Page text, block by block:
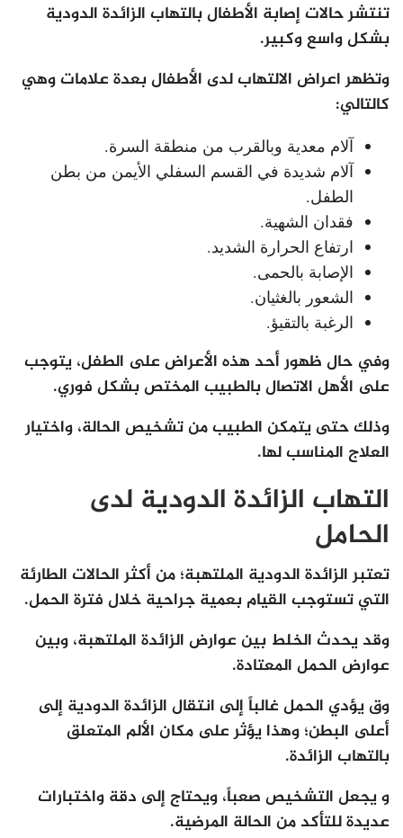
تنتشر حالات إصابة الأطفال بالتهاب الزائدة الدودية
بشكل واسع وكبير.
وتظهر اعراض الالتهاب لدى الأطفال بعدة علامات وهي
كالتالي:
آلام معدية وبالقرب من منطقة السرة.
آلام شديدة في القسم السفلي الأيمن من بطن
الطفل.
فقدان الشهية.
ارتفاع الحرارة الشديد.
الإصابة بالحمى.
الشعور بالغثيان.
الرغبة بالتقيؤ.
وفي حال ظهور أحد هذه الأعراض على الطفل، يتوجب
على الأهل الاتصال بالطبيب المختص بشكل فوري.
وذلك حتى يتمكن الطبيب من تشخيص الحالة، واختيار
العلاج المناسب لها.
التهاب الزائدة الدودية لدى
الحامل
تعتبر الزائدة الدودية الملتهبة؛ من أكثر الحالات الطارئة
التي تستوجب القيام بعمية جراحية خلال فترة الحمل.
وقد يحدث الخلط بين عوارض الزائدة الملتهبة، وبين
عوارض الحمل المعتادة.
وق يؤدي الحمل غالباً إلى انتقال الزائدة الدودية إلى
أعلى البطن؛ وهذا يؤثر على مكان الألم المتعلق
بالتهاب الزائدة.
و يجعل التشخيص صعباً، ويحتاج إلى دقة واختبارات
عديدة للتأكد من الحالة المرضية.